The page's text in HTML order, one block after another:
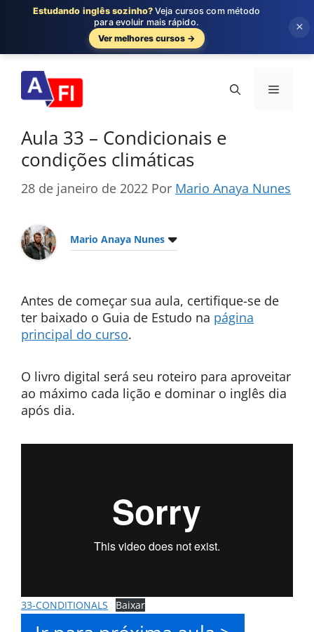
para
conteúdo
Menu
Aula 33 – Condicionais e
condições climáticas
28 de janeiro de 2022 Por Mario Anaya Nunes
Mario Anaya Nunes
Antes de começar sua aula, certifique-se de
ter baixado o Guia de Estudo na página
principal do curso.
O livro digital será seu roteiro para aproveitar
ao máximo cada lição e dominar o inglês dia
após dia.
33-CONDITIONALS Baixar
Estudando inglês sozinho? Veja cursos com método
para evoluir mais rápido.
Ver melhores cursos →
×